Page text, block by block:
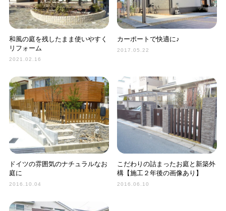
和風の庭を残したまま使いやすく
リフォーム
2021.02.16
カーポートで快適に♪
2017.05.22
ドイツの雰囲気のナチュラルなお
庭に
2016.10.04
こだわりの詰まったお庭と新築外
構【施工２年後の画像あり】
2016.06.10